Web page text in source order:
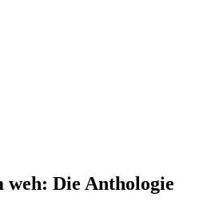
weh: Die Anthologie